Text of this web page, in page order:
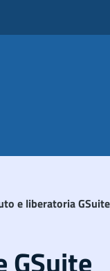
e liberatoria